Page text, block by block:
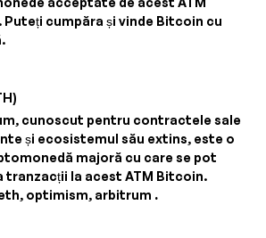
Puteți cumpăra și vinde Bitcoin cu
cunoscut pentru contractele sale
și ecosistemul său extins, este o
majoră cu care se pot
tranzacții la acest ATM Bitcoin.
optimism, arbitrum .